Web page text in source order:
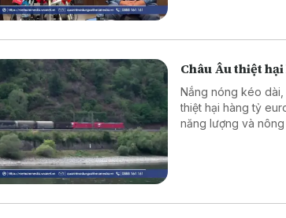
Châu Âu thiệt
Nắng nóng kéo
thiệt hại hàng tỷ
năng lượng và